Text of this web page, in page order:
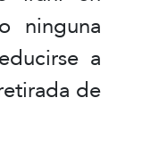
ninguna
a
de